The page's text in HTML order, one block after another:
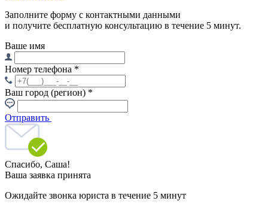
Заполните форму с контактными данными
и получите бесплатную консультацию в течение 5 минут.
Ваше имя
Номер телефона *
Ваш город (регион) *
Отправить
Спасибо, Саша!
Ваша заявка принята
Ожидайте звонка юриста в течение 5 минут